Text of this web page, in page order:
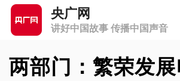
央广网
讲好中国故事 传播中国声音
两部门：繁荣发